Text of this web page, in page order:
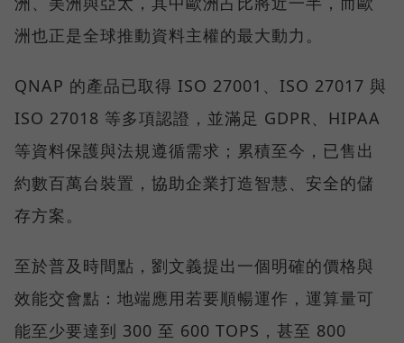
洲也正是全球推動資料主權的最大動力。
QNAP 的產品已取得 ISO 27001、ISO 27017 與
ISO 27018 等多項認證，並滿足 GDPR、HIPAA
等資料保護與法規遵循需求；累積至今，已售出
約數百萬台裝置，協助企業打造智慧、安全的儲
存方案。
至於普及時間點，劉文義提出一個明確的價格與
效能交會點：地端應用若要順暢運作，運算量可
能至少要達到 300 至 600 TOPS，甚至 800